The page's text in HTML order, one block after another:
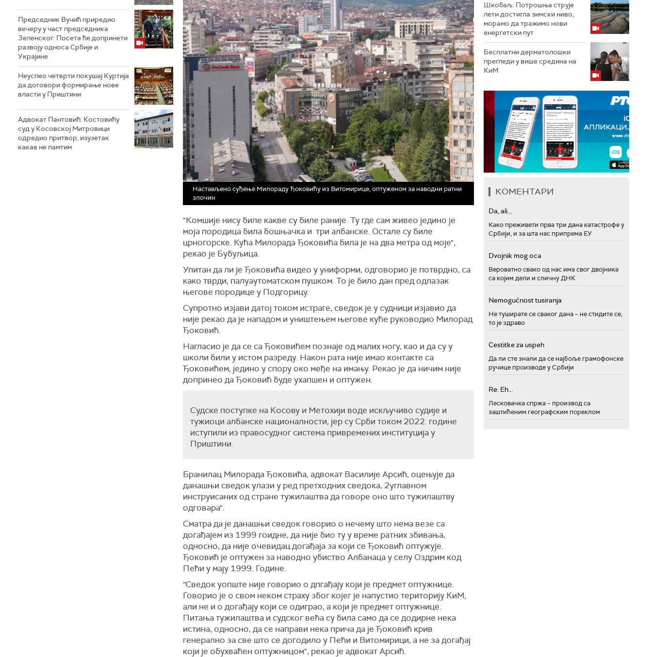
Председник Вучић приредио
вечеру у част председника
Зеленског: Посета ће допринети
развоју односа Србије и
Украјине
Неуспео четврти покушај Куртија
да договори формирање нове
власти у Приштини
Адвокат Пантовић: Костовићу
суд у Косовској Митровици
одредио притвор, изузетак
какав не памтим
Настављено суђење Милораду Ђоковићу из Витомирице, оптуженом за наводни ратни
злочин
"Комшије нису биле какве су биле раније. Ту где сам живео једино је
моја породица била бошњачка и три албанске. Остале су биле
црногорске. Кућа Милорада Ђоковића била је на два метра од моје",
рекао је Бубуљица.
Упитан да ли је Ђоковића видео у униформи, одговорио је потврдно, са
како тврди, палуаутоматском пушком. То је било дан пред одлазак
његове породице у Подгорицу.
Супротно изјави датој током истраге, сведок је у судници изјавио да
није рекао да је нападом и уништењем његове куће руководио Милорад
Ђоковић.
Нагласио је да се са Ђоковићем познаје од малих ногу, као и да су у
школи били у истом разреду. Након рата није имао контакте са
Ђоковићем, једино у спору око међе на имању. Рекао је да ничим није
допринео да Ђоковић буде ухапшен и оптужен.
Судске поступке на Косову и Метохији воде искључиво судије и
тужиоци албанске националности, јер су Срби током 2022. године
иступили из правосудног система привремених институција у
Приштини.
Бранилац Милорада Ђоковића, адвокат Василије Арсић, оцењује да
данашњи сведок улази у ред претходних сведока, 2углавном
инструисаних од стране тужилаштва да говоре оно што тужилаштву
одговара".
Сматра да је данашњи сведок говорио о нечему што нема везе са
догађајем из 1999 гоидне, да није био ту у време ратних збивања,
односно, да није очевидац догађаја за који се Ђоковић оптужује.
Ђоковић је оптужен за наводно убиство Албанаца у селу Оздрим код
Пећи у мају 1999. Године.
"Сведок уопште није говорио о дпгађају који је предмет оптужнице.
Говорио је о свом неком страху због којег је напустио територију КиМ,
али не и о догађају који се одиграо, а који је предмет оптужнице.
Питања тужилаштва и судског већа су била само да се додирне нека
истина, односно, да се направи нека прича да је Ђоковић крив
генерално за све што се догодило у Пећи и Витомирици, а не за догађај
који је обухваћен оптужницом", рекао је адвокат Арсић.
Шкобаљ: Потрошња струје
лети достигла зимски ниво,
морамо да тражимо нови
енергетски пут
Бесплатни дерматолошки
прегледи у више средина на
КиМ
КОМЕНТАРИ
Da, ali...
Како преживети прва три дана катастрофе у
Србији, и за шта нас припрема ЕУ
Dvojnik mog oca
Вероватно свако од нас има свог двојника
са којим дели и сличну ДНК
Nemogućnost tusiranja
Не туширате се сваког дана – не стидите се,
то је здраво
Cestitke za uspeh
Да ли сте знали да се најбоље грамофонске
ручице производе у Србији
Re: Eh...
Лесковачка спржа – производ са
заштићеним географским пореклом